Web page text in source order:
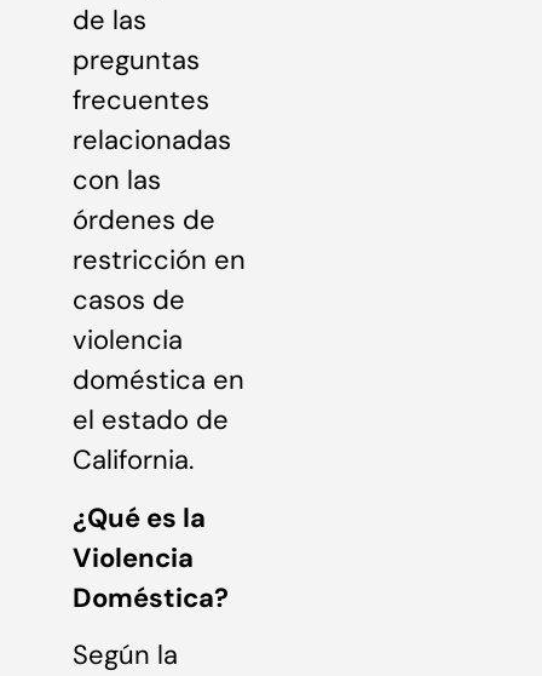
de las
preguntas
frecuentes
relacionadas
con las
órdenes de
restricción en
casos de
violencia
doméstica en
el estado de
California.
¿Qué es la
Violencia
Doméstica?
Según la